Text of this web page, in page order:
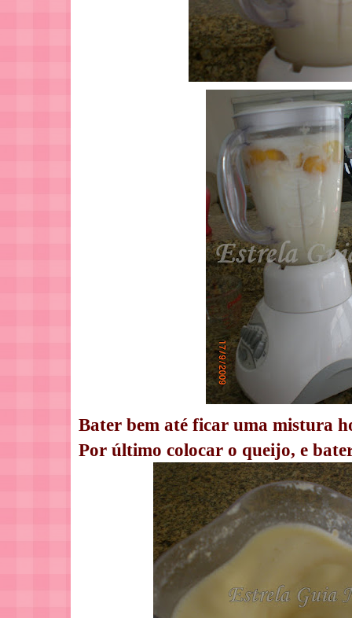
Bater bem até ficar uma mistura
Por último colocar o queijo, e